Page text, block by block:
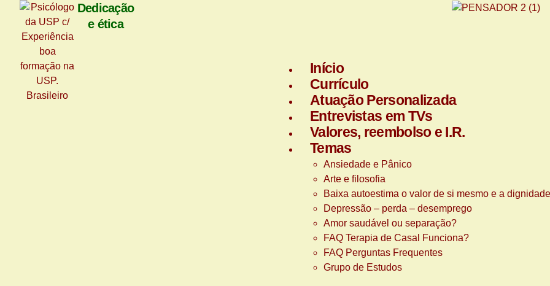
Dedicação
e ética
Início
Currículo
Atuação Personalizada
Entrevistas em TVs
Valores, reembolso e I.R.
Temas
Ansiedade e Pânico
Arte e filosofia
Baixa autoestima o valor de si mesmo e a dignidade
Depressão – perda – desemprego
Amor saudável ou separação?
FAQ Terapia de Casal Funciona?
FAQ Perguntas Frequentes
Grupo de Estudos